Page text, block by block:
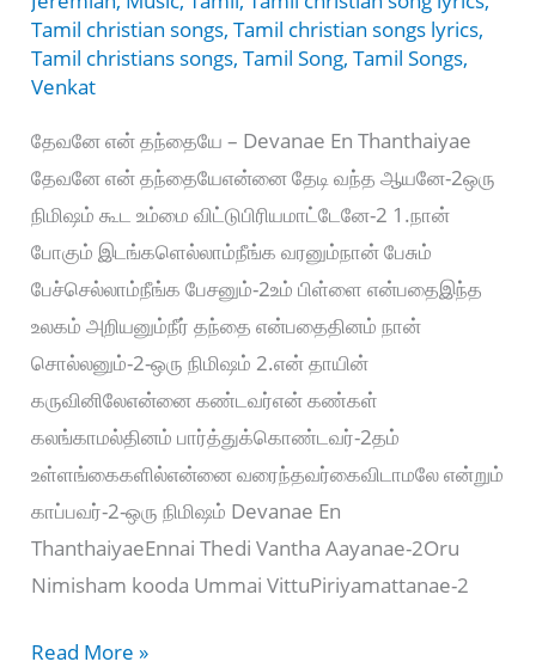
Tamil christian songs,Tamil christian songs lyrics,
Tamil christians songs,Tamil Song,Tamil Songs,
Venkat
தேவனே என் தந்தையே – Devanae En Thanthaiyae
தேவனே என் தந்தையேஎன்னை தேடி வந்த ஆயனே-2ஒரு
நிமிஷம் கூட உம்மை விட்டுபிரியமாட்டேனே-2 1.நான்
போகும் இடங்களெல்லாம்நீங்க வரனும்நான் பேசும்
பேச்செல்லாம்நீங்க பேசனும்-2உம் பிள்ளை என்பதைஇந்த
உலகம் அறியனும்நீர் தந்தை என்பதைதினம் நான்
சொல்லனும்-2-ஒரு நிமிஷம் 2.என் தாயின்
கருவினிலேஎன்னை கண்டவர்என் கண்கள்
கலங்காமல்தினம் பார்த்துக்கொண்டவர்-2தம்
உள்ளங்கைகளில்என்னை வரைந்தவர்கைவிடாமலே என்றும்
காப்பவர்-2-ஒரு நிமிஷம் Devanae En
ThanthaiyaeEnnai Thedi Vantha Aayanae-2Oru
Nimisham kooda Ummai VittuPiriyamattanae-2
தேவனே
Read More »